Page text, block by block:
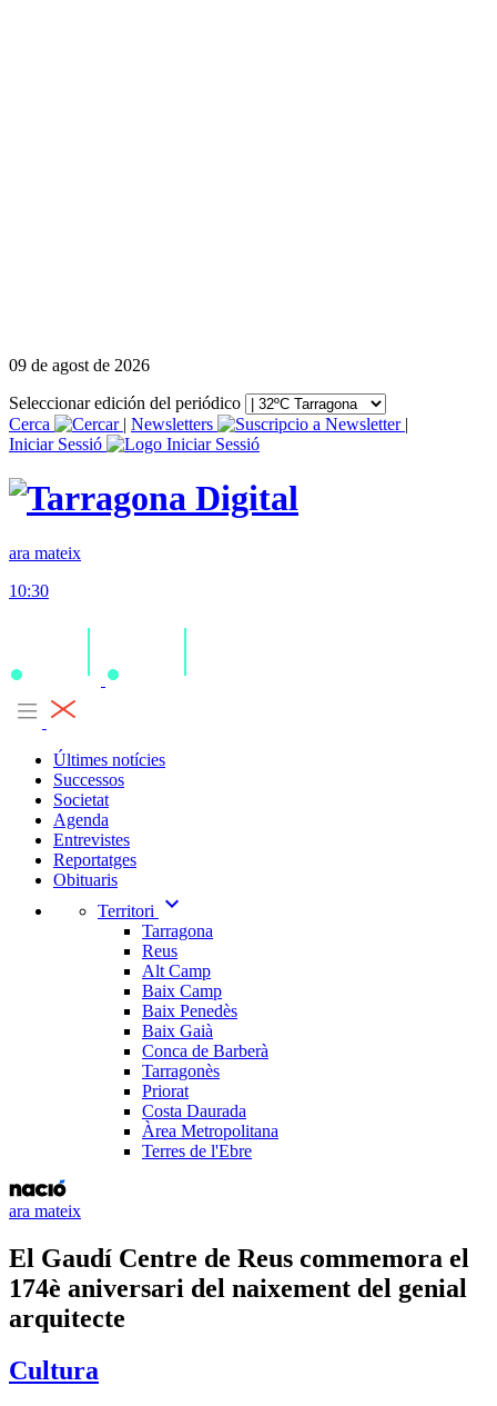
09 de agost de 2026
Seleccionar edición del periódico
Cerca
| Newsletters
|
Iniciar Sessió
ara mateix
10:30
Últimes notícies
Successos
Societat
Agenda
Entrevistes
Reportatges
Obituaris
Territori
expand_more
Tarragona
Reus
Alt Camp
Baix Camp
Baix Penedès
Baix Gaià
Conca de Barberà
Tarragonès
Priorat
Costa Daurada
Àrea Metropolitana
Terres de l'Ebre
ara mateix
El Gaudí Centre de Reus commemora el
174è aniversari del naixement del genial
arquitecte
Cultura